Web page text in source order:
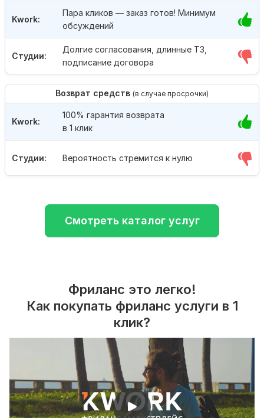
Студии:
Долгие согласования, длинные ТЗ,
подписание договора
Kwork:
Пара кликов — заказ готов! Минимум
обсуждений
Возврат средств (в случае просрочки)
Студии: Вероятность стремится к нулю
Kwork:
100% гарантия возврата
в 1 клик
Смотреть каталог услуг
Фриланс это легко!
Как покупать фриланс услуги в 1
клик?